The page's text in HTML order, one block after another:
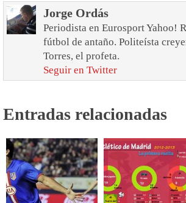
Jorge Ordás
Periodista en Eurosport Yahoo!
fútbol de antaño. Politeísta
Torres, el profeta.
Seguir en Twitter
Entradas relacionadas